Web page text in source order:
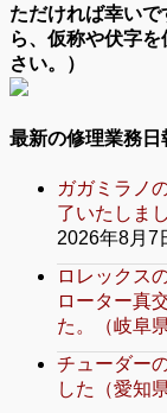
ただければ幸い
ら、仮称や伏字
さい。）
最新の修理業務日
ガガミラノ
了いたしま
2026年8月7
ロレックス
ローター真
た。（岐阜
チューダー
した（愛知